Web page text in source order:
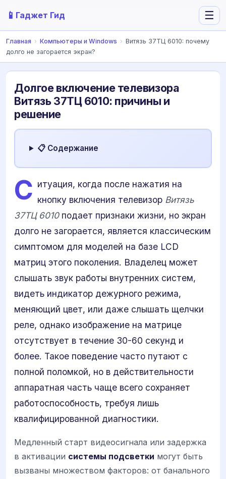
📱 Гаджет Гид ☰
Главная › Компьютеры и Windows › Витязь 37ТЦ 6010: почему
долго не загорается экран?
Долгое включение телевизора
Витязь 37ТЦ 6010: причины и
решение
📋 Содержание
С итуация, когда после нажатия на
кнопку включения телевизор Витязь
37ТЦ 6010подает признаки жизни, но экран
долго не загорается, является классическим
симптомом для моделей на базе LCD
матриц этого поколения. Владелец может
слышать звук работы внутренних систем,
видеть индикатор дежурного режима,
меняющий цвет, или даже слышать щелчки
реле, однако изображение на матрице
отсутствует в течение 30-60 секунд и
более. Такое поведение часто путают с
полной поломкой, но в действительности
аппаратная часть чаще всего сохраняет
работоспособность, требуя лишь
квалифицированной диагностики.
Медленный старт видеосигнала или задержка
в активации системы подсветки могут быть
вызваны множеством факторов: от банального